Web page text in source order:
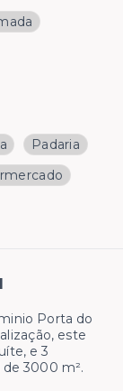
Padaria
Porta do
este
e 3
3000 m².